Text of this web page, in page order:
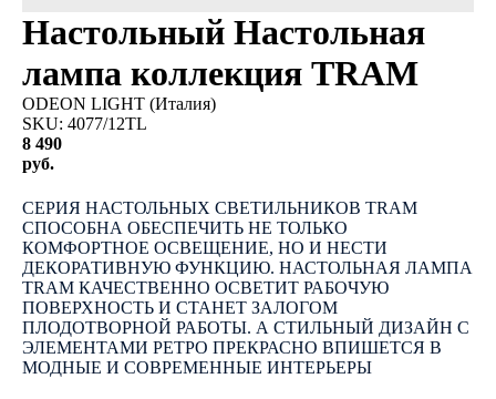
Настольный Настольная
лампа коллекция TRAM
ODEON LIGHT (Италия)
SKU: 4077/12TL
8 490
руб.
СЕРИЯ НАСТОЛЬНЫХ СВЕТИЛЬНИКОВ TRAM
СПОСОБНА ОБЕСПЕЧИТЬ НЕ ТОЛЬКО
КОМФОРТНОЕ ОСВЕЩЕНИЕ, НО И НЕСТИ
ДЕКОРАТИВНУЮ ФУНКЦИЮ. НАСТОЛЬНАЯ ЛАМПА
TRAM КАЧЕСТВЕННО ОСВЕТИТ РАБОЧУЮ
ПОВЕРХНОСТЬ И СТАНЕТ ЗАЛОГОМ
ПЛОДОТВОРНОЙ РАБОТЫ. А СТИЛЬНЫЙ ДИЗАЙН С
ЭЛЕМЕНТАМИ РЕТРО ПРЕКРАСНО ВПИШЕТСЯ В
МОДНЫЕ И СОВРЕМЕННЫЕ ИНТЕРЬЕРЫ